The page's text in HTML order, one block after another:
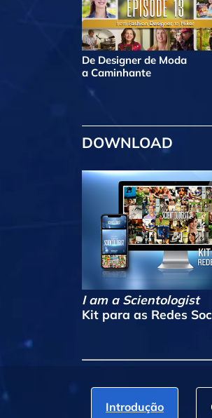
De Designer de Moda
a Caminhante
DOWNLOAD
I am a Scientologist
Kit para as Redes
Introdução